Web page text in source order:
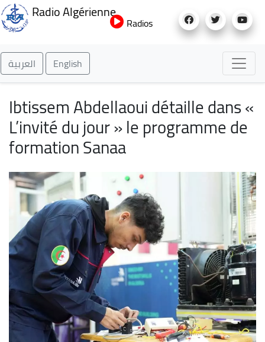
au
Radio Algérienne
Radios
العربية English
Ibtissem Abdellaoui détaille dans «
L’invité du jour » le programme de
formation Sanaa